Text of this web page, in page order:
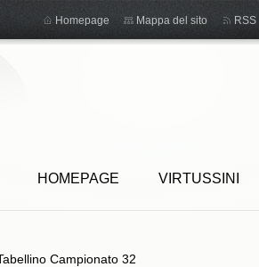
HOMEPAGE VIRTUSSINI
Homepage Mappa del sito RSS
Campionato 32